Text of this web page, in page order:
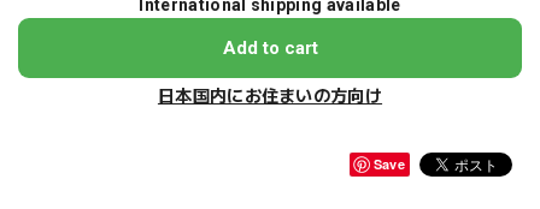
International shipping available
Add to cart
日本国内にお住まいの方向け
Save